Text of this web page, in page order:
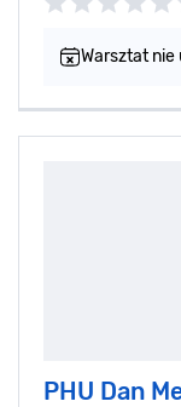
Warsztat nie
PHU Dan